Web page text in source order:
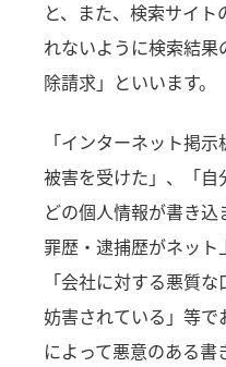
と、また、検索サイ
れないように検索結
除請求」といいます。
「インターネット掲
被害を受けた」、「
どの個人情報が書き
罪歴・逮捕歴がネット
「会社に対する悪質
妨害されている」等
によって悪意のある